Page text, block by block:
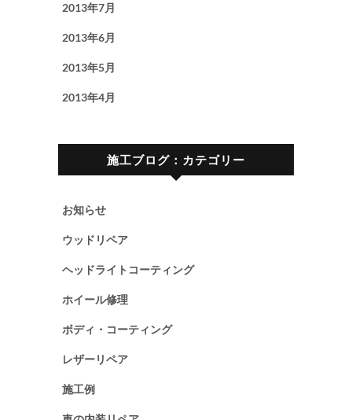
2013年7月
2013年6月
2013年5月
2013年4月
施工ブログ：カテゴリー
お知らせ
ウッドリペア
ヘッドライトコーティング
ホイール修理
ボディ・コーティング
レザーリペア
施工例